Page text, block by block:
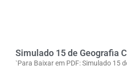
Simulado 15 de Geografia
`Para Baixar em PDF: Simulado 15